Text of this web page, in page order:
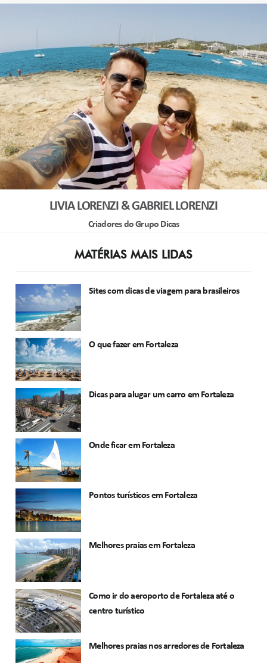
LIVIA LORENZI & GABRIEL LORENZI
Criadores do Grupo Dicas
MATÉRIAS MAIS LIDAS
Sites com dicas de viagem para brasileiros
O que fazer em Fortaleza
Dicas para alugar um carro em Fortaleza
Onde ficar em Fortaleza
Pontos turísticos em Fortaleza
Melhores praias em Fortaleza
Como ir do aeroporto de Fortaleza até o
centro turístico
Melhores praias nos arredores de Fortaleza